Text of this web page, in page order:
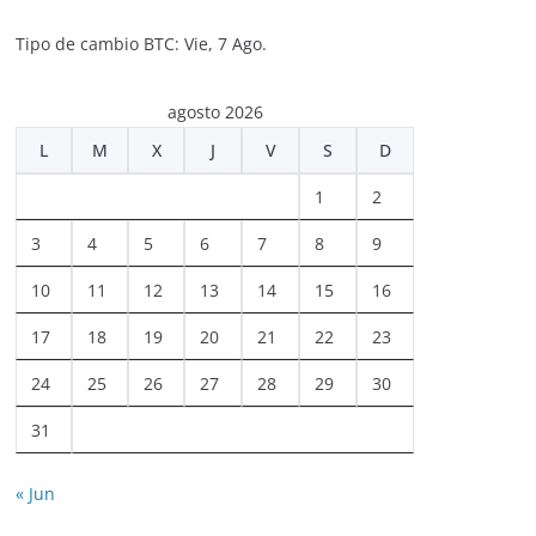
Tipo de cambio BTC: Vie, 7 Ago.
agosto 2026
L
M X J V S D
1 2
3 4 5 6 7 8 9
10 11 12 13 14 15 16
17 18 19 20 21 22 23
24 25 26 27 28 29 30
31
« Jun